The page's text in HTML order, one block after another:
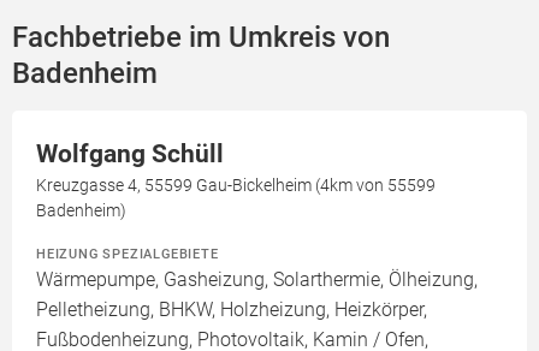
Fachbetriebe im Umkreis von
Badenheim
Wolfgang Schüll
Kreuzgasse 4, 55599 Gau-Bickelheim (4km von 55599
Badenheim)
HEIZUNG SPEZIALGEBIETE
Wärmepumpe, Gasheizung, Solarthermie, Ölheizung,
Pelletheizung, BHKW, Holzheizung, Heizkörper,
Fußbodenheizung, Photovoltaik, Kamin / Ofen,